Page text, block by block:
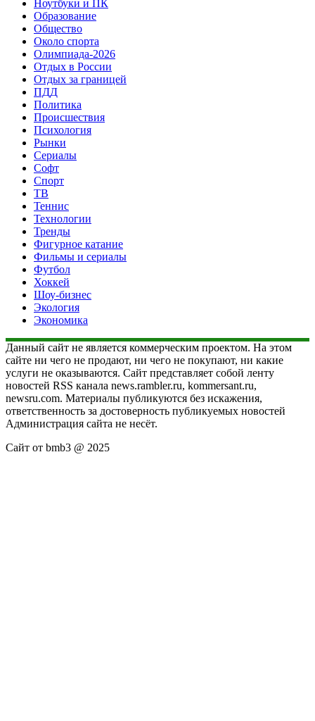
Ноутбуки и ПК
Образование
Общество
Около спорта
Олимпиада-2026
Отдых в России
Отдых за границей
ПДД
Политика
Происшествия
Психология
Рынки
Сериалы
Софт
Спорт
ТВ
Теннис
Технологии
Тренды
Фигурное катание
Фильмы и сериалы
Футбол
Хоккей
Шоу-бизнес
Экология
Экономика
Данный сайт не является коммерческим проектом. На этом
сайте ни чего не продают, ни чего не покупают, ни какие
услуги не оказываются. Сайт представляет собой ленту
новостей RSS канала news.rambler.ru, kommersant.ru,
newsru.com. Материалы публикуются без искажения,
ответственность за достоверность публикуемых новостей
Администрация сайта не несёт.
Сайт от bmb3 @ 2025